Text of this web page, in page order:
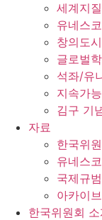
세계지
유네스
창의도시
글로벌
석좌/유
지속가
김구 기
자료
한국위
유네스
국제규범
아카이브
한국위원회 소